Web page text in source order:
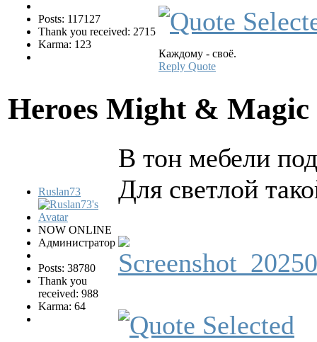
Posts: 117127
Thank you received: 2715
Karma: 123
Каждому - своё.
Reply Quote
Heroes Might &
Ruslan73
NOW ONLINE
Администратор
Posts: 38780
Thank you
received: 988
Karma: 64
В тон мебели
Для светлой